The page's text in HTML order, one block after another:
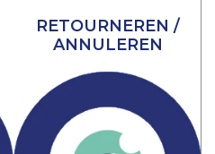
RETOURNEREN /
ANNULEREN